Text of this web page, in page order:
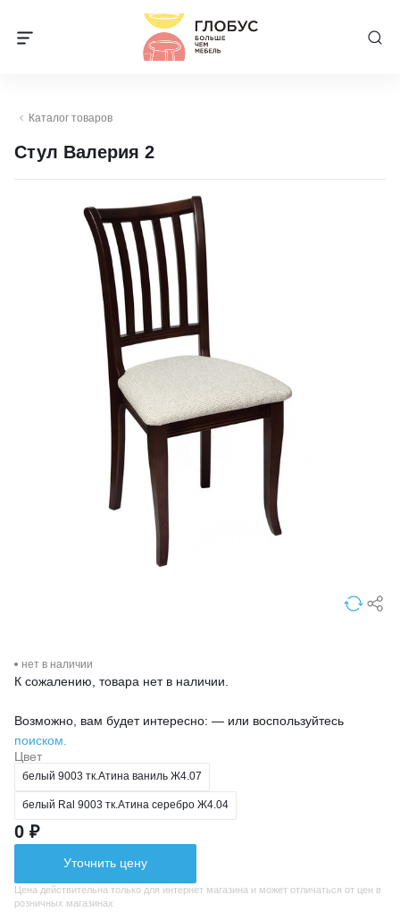
Каталог товаров
Стул Валерия 2
нет в наличии
К сожалению, товара нет в наличии.
Возможно, вам будет интересно: — или воспользуйтесь
поиском.
Цвет
белый 9003 тк.Атина ваниль Ж4.07
белый Ral 9003 тк.Атина серебро Ж4.04
0 ₽
Уточнить цену
Цена действительна только для интернет магазина и может отличаться от цен в
розничных магазинах